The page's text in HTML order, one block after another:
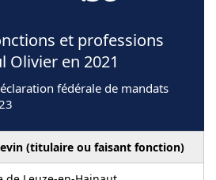
et professions
Olivier en 2021
fédérale de mandats
(titulaire ou faisant fonction)